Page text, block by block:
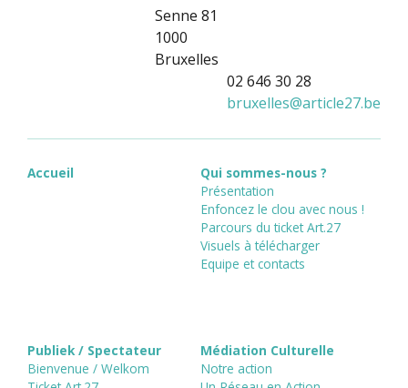
Senne 81
1000
Bruxelles
02 646 30 28
bruxelles@article27.be
Accueil
Qui sommes-nous ?
Présentation
Enfoncez le clou avec nous !
Parcours du ticket Art.27
Visuels à télécharger
Equipe et contacts
Publiek / Spectateur
Bienvenue / Welkom
Médiation Culturelle
Notre action